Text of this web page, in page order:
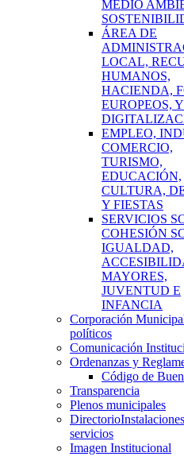
MEDIO
ÁREA DE
LOCAL,
HUMANOS,
HACIENDA,
EUROPEOS, Y
EMPLEO,
COMERCIO,
TURISMO,
EDUCACIÓN,
CULTURA,
Y FIESTAS
SERVICIOS
COHESIÓN
IGUALDAD,
MAYORES,
JUVENTUD E
INFANCIA
Corporación
políticos
Comunicación
Ordenanzas y
Código de
Transparencia
Plenos municipales
Directorio
servicios
Imagen Institucional